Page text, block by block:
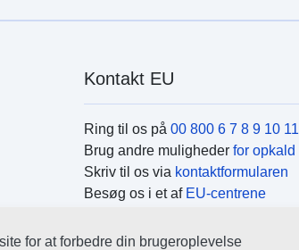
Kontakt EU
Ring til os på 00 800 6 7 8 9 10 11
Brug andre muligheder for opkald
Skriv til os via kontaktformularen
Besøg os i et af EU-centrene
for at forbedre din brugeroplevelse